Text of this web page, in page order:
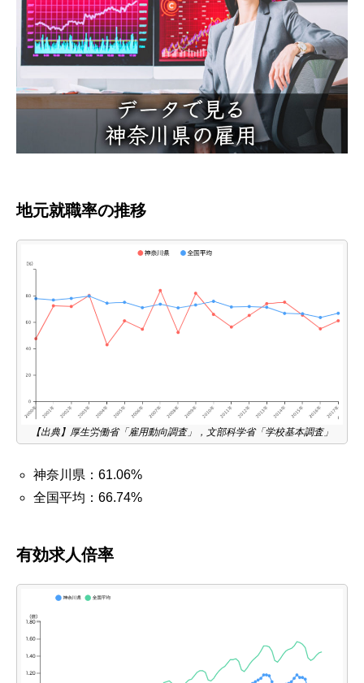
地元就職率の推移
【出典】厚生労働省「雇用動向調査」，文部科学省「学校基本調査」
神奈川県：61.06%
全国平均：66.74%
有効求人倍率